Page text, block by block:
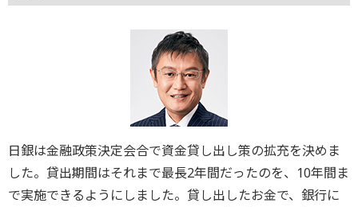
日銀は金融政策決定会合で資金貸し出し策の拡充を決めま
した。貸出期間はそれまで最長2年間だったのを、10年間ま
で実施できるようにしました。貸し出したお金で、銀行に